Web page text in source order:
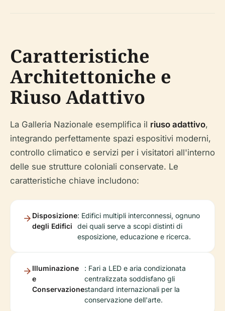
Caratteristiche
Architettoniche e
Riuso Adattivo
La Galleria Nazionale esemplifica il riuso adattivo,
integrando perfettamente spazi espositivi moderni,
controllo climatico e servizi per i visitatori all'interno
delle sue strutture coloniali conservate. Le
caratteristiche chiave includono:
Disposizione
degli Edifici
: Edifici multipli interconnessi, ognuno
dei quali serve a scopi distinti di
esposizione, educazione e ricerca.
Illuminazione
e
Conservazione
: Fari a LED e aria condizionata
centralizzata soddisfano gli
standard internazionali per la
conservazione dell'arte.